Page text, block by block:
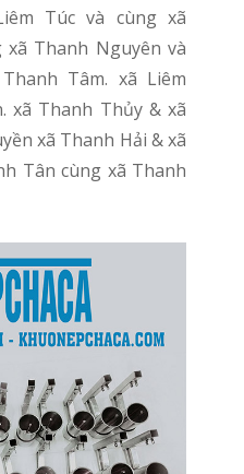
Túc và cùng xã
Thanh Nguyên và
Tâm. xã Liêm
xã Thanh Thủy & xã
xã Thanh Hải & xã
Tân cùng xã Thanh